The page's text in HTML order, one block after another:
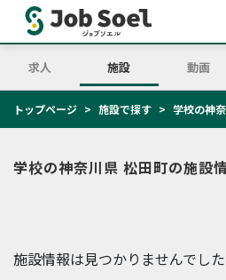
求人 施設 動画
トップページ 施設で探す 学校の神
学校の神奈川県 松田町の施設
施設情報は見つかりませんでした